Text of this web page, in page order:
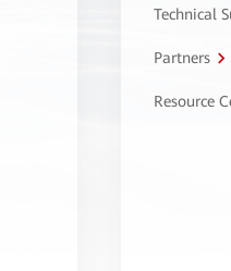
Technical
Partners
Resource